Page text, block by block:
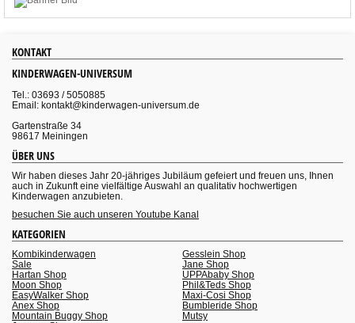
KONTAKT
KINDERWAGEN-UNIVERSUM
Tel.: 03693 / 5050885
Email: kontakt@kinderwagen-universum.de
Gartenstraße 34
98617 Meiningen
ÜBER UNS
Wir haben dieses Jahr 20-jähriges Jubiläum gefeiert und freuen uns, Ihnen
auch in Zukunft eine vielfältige Auswahl an qualitativ hochwertigen
Kinderwagen anzubieten.
besuchen Sie auch unseren Youtube Kanal
KATEGORIEN
Kombikinderwagen
Sale
Hartan Shop
Moon Shop
EasyWalker Shop
Anex Shop
Mountain Buggy Shop
Gesslein Shop
Jane Shop
UPPAbaby Shop
Phil&Teds Shop
Maxi-Cosi Shop
Bumbleride Shop
Mutsy